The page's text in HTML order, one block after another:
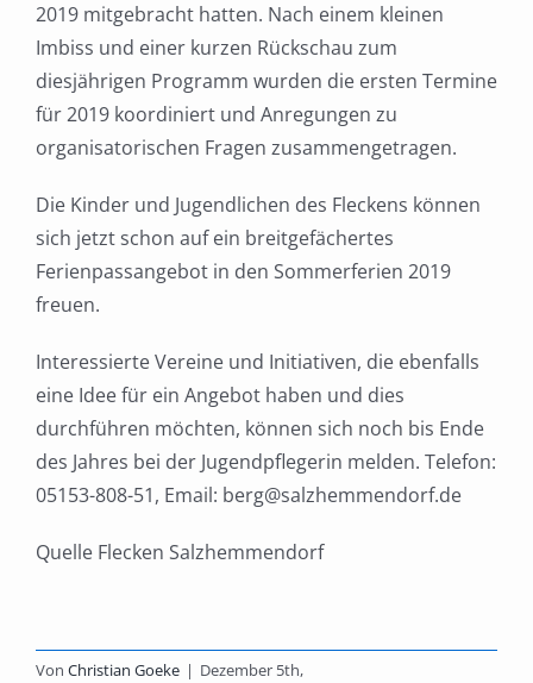
2019 mitgebracht hatten. Nach einem kleinen
Imbiss und einer kurzen Rückschau zum
diesjährigen Programm wurden die ersten Termine
für 2019 koordiniert und Anregungen zu
organisatorischen Fragen zusammengetragen.
Die Kinder und Jugendlichen des Fleckens können
sich jetzt schon auf ein breitgefächertes
Ferienpassangebot in den Sommerferien 2019
freuen.
Interessierte Vereine und Initiativen, die ebenfalls
eine Idee für ein Angebot haben und dies
durchführen möchten, können sich noch bis Ende
des Jahres bei der Jugendpflegerin melden. Telefon:
05153-808-51, Email: berg@salzhemmendorf.de
Quelle Flecken Salzhemmendorf
Von Christian Goeke | Dezember 5th,